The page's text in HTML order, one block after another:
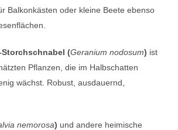
Balkonkästen oder kleine Beete ebenso
(Geranium nodosum) ist
Pflanzen, die im Halbschatten
wächst. Robust, ausdauernd,
nemorosa) und andere heimische